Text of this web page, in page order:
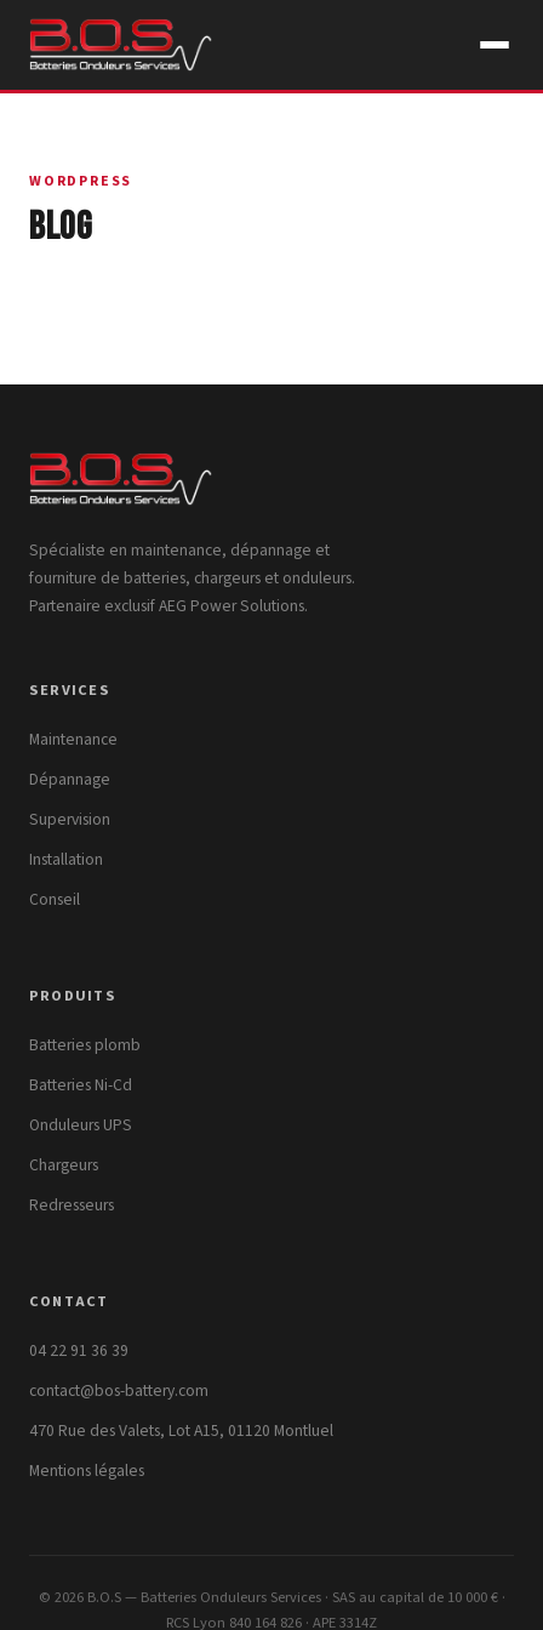
WORDPRESS
Blog
Spécialiste en maintenance, dépannage et
fourniture de batteries, chargeurs et onduleurs.
Partenaire exclusif AEG Power Solutions.
SERVICES
Maintenance
Dépannage
Supervision
Installation
Conseil
PRODUITS
Batteries plomb
Batteries Ni-Cd
Onduleurs UPS
Chargeurs
Redresseurs
CONTACT
04 22 91 36 39
contact@bos-battery.com
470 Rue des Valets, Lot A15, 01120 Montluel
Mentions légales
© 2026 B.O.S — Batteries Onduleurs Services · SAS au capital de 10 000 € ·
RCS Lyon 840 164 826 · APE 3314Z